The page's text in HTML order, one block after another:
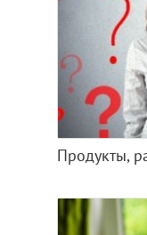
Продукты,